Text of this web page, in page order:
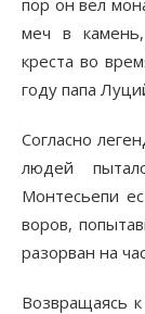
пор он вел
меч в
креста во
году папа
Согласно
людей
Монтесьепи
воров,
разорван на
Возвращаясь